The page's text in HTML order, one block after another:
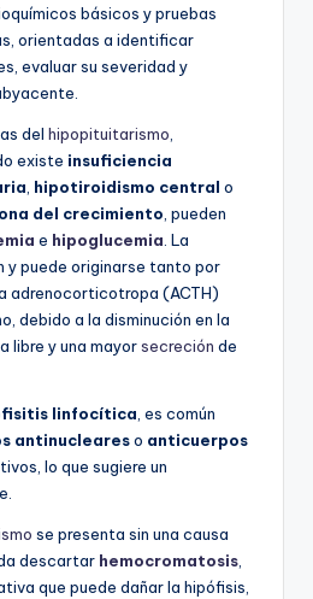
básicos y pruebas
orientadas a identificar
evaluar su severidad y
del hipopituitarismo
existe insuficiencia
hipotiroidismo central o
del crecimiento , pueden
e hipoglucemia . La
y puede originarse tanto por
adrenocorticotropa (ACTH)
debido a la disminución en la
libre y una mayorsecreción de
linfocítica , es común
antinucleareso anticuerpos
lo que sugiere un
se presenta sin una causa
descartar hemocromatosis
que puede dañar la hipófisis,